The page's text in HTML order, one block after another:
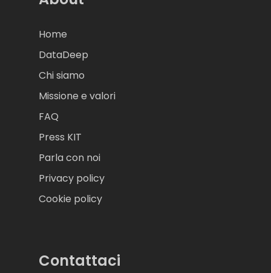
Home
DataDeep
Chi siamo
Missione e valori
FAQ
Press KIT
Parla con noi
Privacy policy
Cookie policy
Contattaci